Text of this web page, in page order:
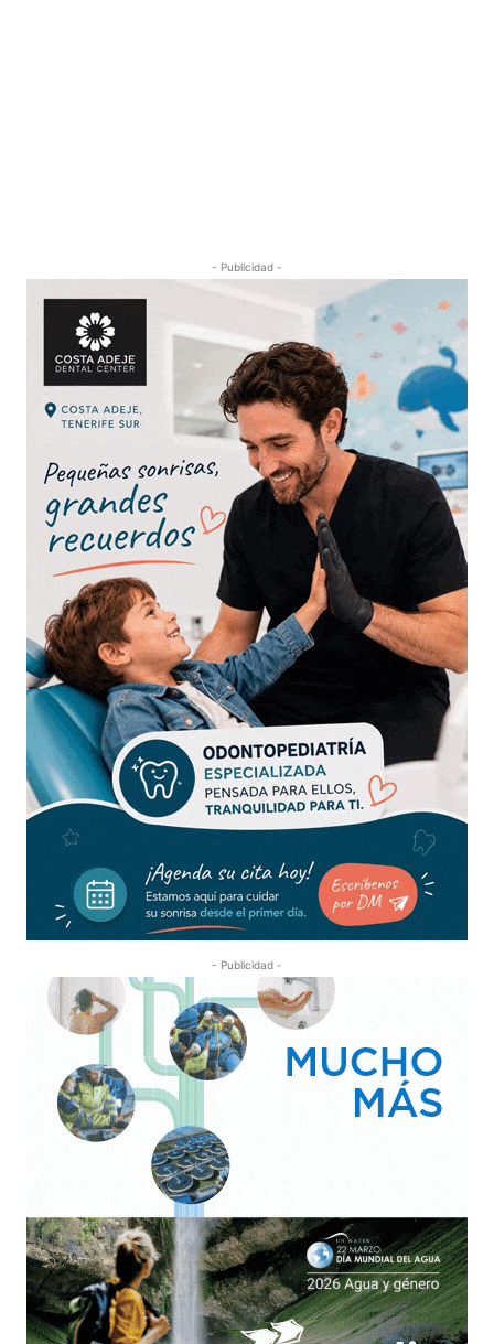
- Publicidad -
- Publicidad -